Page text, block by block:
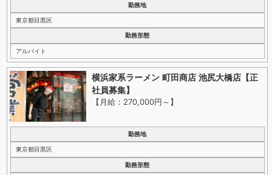
勤務地
東京都目黒区
勤務形態
アルバイト
横浜家系ラーメン 町田商店 池尻大橋店【正
社員募集】
【月給：270,000円～ 】
勤務地
東京都目黒区
勤務形態